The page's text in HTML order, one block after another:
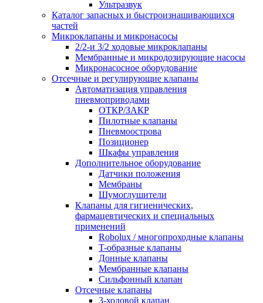
Ультразвук
Каталог запасных и быстроизнашивающихся
частей
Микроклапаны и микронасосы
2/2-и 3/2 ходовые микроклапаны
Мембранные и микродозирующие насосы
Микронасосное оборудование
Отсечные и регулирующие клапаны
Автоматизация управления
пневмоприводами
ОТКР/ЗАКР
Пилотные клапаны
Пневмоострова
Позиционер
Шкафы управления
Дополнительное оборудование
Датчики положения
Мембраны
Шумоглушители
Клапаны для гигиенических,
фармацевтических и специальных
применений
Robolux / многопроходные клапаны
T-образные клапаны
Донные клапаны
Мембранные клапаны
Сильфонный клапан
Отсечные клапаны
3-ходовой клапан